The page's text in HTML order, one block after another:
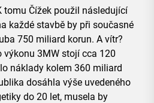
tomu Čížek použil následující
každé stavbě by při současné
750 miliard korun. A vítr?
výkonu 3MW stojí cca 120
náklady kolem 360 miliard
dosáhla výše uvedeného
do 20 let, musela by